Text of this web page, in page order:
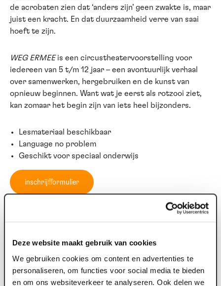
Deze website maakt gebruik van cookies
We gebruiken cookies om content en advertenties te
personaliseren, om functies voor social media te bieden
en om ons websiteverkeer te analyseren. Ook delen we
de acrobaten zien dat ‘anders zijn’ geen zwakte is, maar
juist een kracht. En dat duurzaamheid verre van saai
hoeft te zijn.
WEG ERMEEis een circustheatervoorstelling voor
iedereen van 5 t/m 12 jaar – een avontuurlijk verhaal
over samenwerken, hergebruiken en de kunst van
opnieuw beginnen. Want wat je eerst als rotzooi ziet,
kan zomaar het begin zijn van iets heel bijzonders.
Lesmateriaal beschikbaar
Language no problem
Geschikt voor speciaal onderwijs
inschrijfformulier
Let op! Als er bijzonderheden zijn zoals kinderen die in
anders waar we rekening mee moeten houden. Geef dit
'vraag/opmerking'. Dan kunnen we hier rekening mee
houden. Boek je vanuit het Speciaal Onderwijs? Dan